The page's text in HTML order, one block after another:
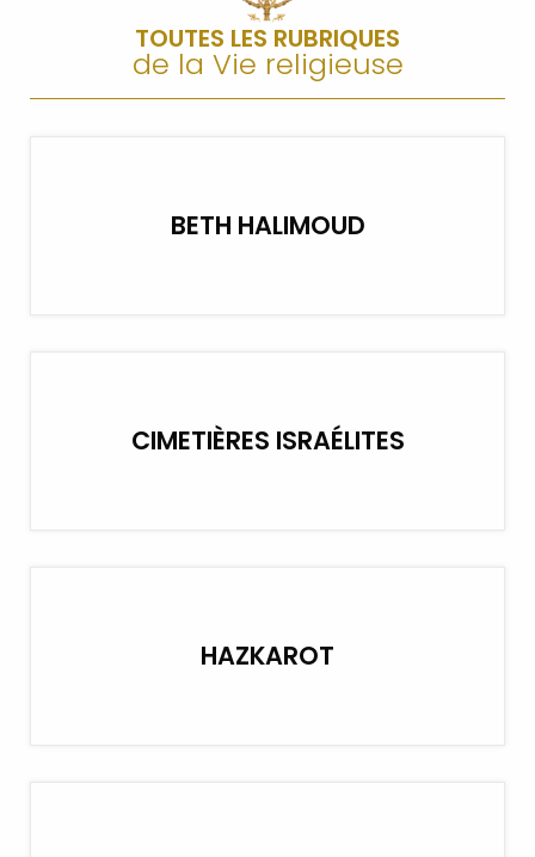
TOUTES LES RUBRIQUES
de la Vie religieuse
BETH HALIMOUD
CIMETIÈRES ISRAÉLITES
HAZKAROT